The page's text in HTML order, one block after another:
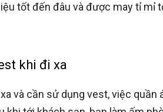
tốt đến đâu và được may tỉ mỉ
khi đi xa
và cần sử dụng vest, việc quần